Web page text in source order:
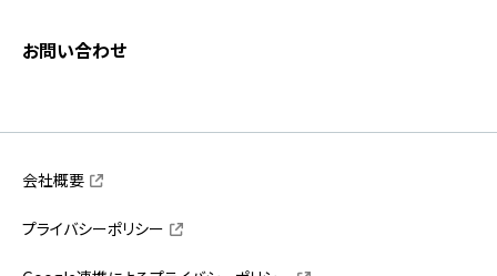
お問い合わせ
会社概要
プライバシーポリシー